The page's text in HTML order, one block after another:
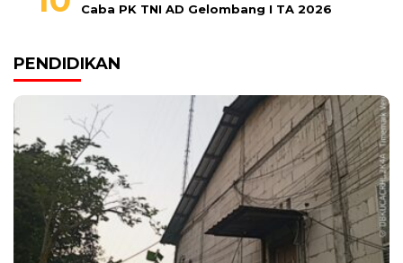
Caba PK TNI AD Gelombang I TA 2026
PENDIDIKAN